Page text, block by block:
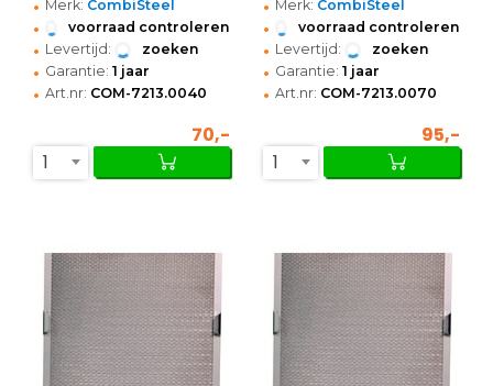
Merk: CombiSteel
• voorraad controleren
• Levertijd: zoeken
• Garantie: 1 jaar
• Art.nr: COM-7213.0040
70,-
1
Merk: CombiSteel
• voorraad controleren
• Levertijd: zoeken
• Garantie: 1 jaar
• Art.nr: COM-7213.0070
95,-
1